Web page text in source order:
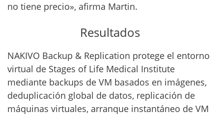
no tiene precio», afirma Martin.
Resultados
NAKIVO Backup & Replication protege el entorno
virtual de Stages of Life Medical Institute
mediante backups de VM basados en imágenes,
deduplicación global de datos, replicación de
máquinas virtuales, arranque instantáneo de VM